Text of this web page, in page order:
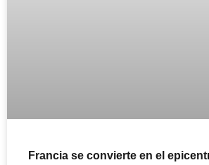
Francia se convierte en el